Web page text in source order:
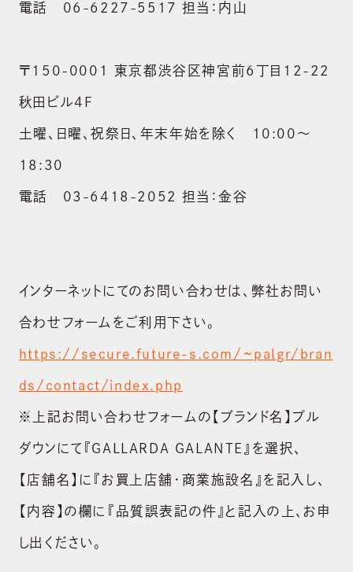
CONTACT
電話 06-6227-5517 担当：内山
〒150-0001 東京都渋谷区神宮前6丁目12-22
秋田ビル4F
土曜、日曜、祝祭日、年末年始を除く 10:00～
18:30
電話 03-6418-2052 担当：金谷
インターネットにてのお問い合わせは、弊社お問い
合わせフォームをご利用下さい。
https://secure.future-s.com/~palgr/bran
ds/contact/index.php
※上記お問い合わせフォームの【ブランド名】プル
ダウンにて『GALLARDA GALANTE』を選択､
【店舗名】に『お買上店舗・商業施設名』を記入し、
【内容】の欄に『品質誤表記の件』と記入の上､お申
し出ください。